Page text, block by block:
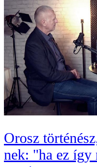
Orosz
nek: "ha ez így